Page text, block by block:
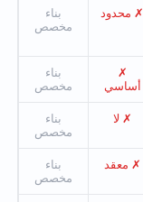
✗ محدود
بناء
مخصص
✗
أساسي
بناء
مخصص
✗ لا
بناء
مخصص
✗ معقد
بناء
مخصص